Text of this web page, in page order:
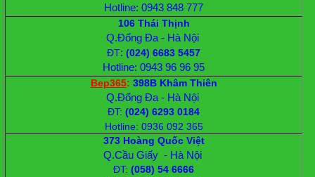
Hotline: 0943 848 777
106 Thái Thịnh
Q.Đống Đa - Hà Nội
ĐT:(024) 6683 5457
Hotline: 0943 96 96 95
Bep365: 398B Khâm Thiên
Q.Đống Đa - Hà Nội
ĐT:(024) 6293 0184
Hotline: 0936 092 365
373 Hoàng Quốc Việt
Q.Cầu Giấy - Hà Nội
ĐT:(058) 54 6666